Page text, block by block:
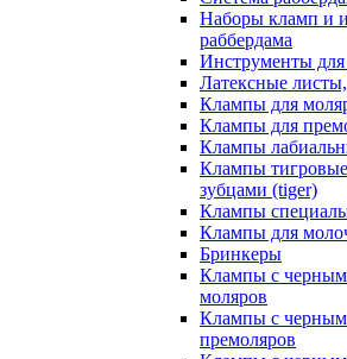
Наборы кламп и
раббердама
Инструменты для
Латексные
Клампы для
Клампы для
Клампы
Клампы
зубцами (tiger)
Клампы
Клампы для
Бринкеры
Клампы с
моляров
Клампы с
премоляров